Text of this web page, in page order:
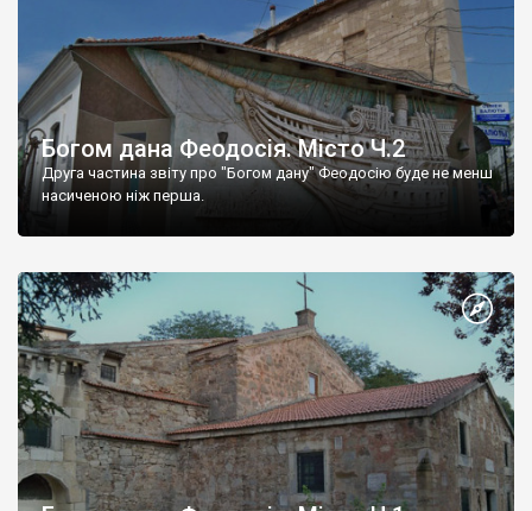
Богом дана Феодосія. Місто Ч.2
Друга частина звіту про "Богом дану" Феодосію буде не менш
насиченою ніж перша.